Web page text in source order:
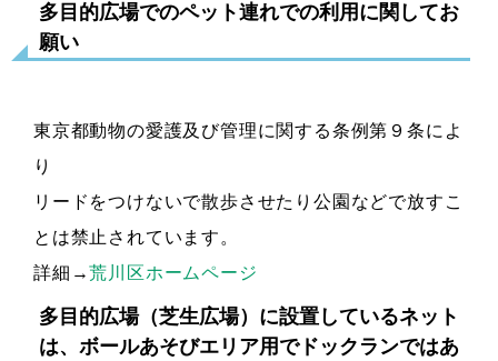
多目的広場でのペット連れでの利用に関してお
願い
東京都動物の愛護及び管理に関する条例第９条によ
り
リードをつけないで散歩させたり公園などで放すこ
とは禁止されています。
詳細→荒川区ホームページ
多目的広場（芝生広場）に設置しているネット
は、ボールあそびエリア用でドックランではあ